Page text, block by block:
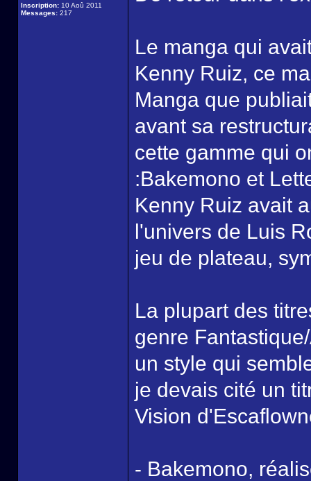
Inscription: 10 Aoû 2011
Messages: 217
Le manga qui
Kenny Ruiz, ce
Manga que
avant sa
cette gamme qui
:Bakemono et
Kenny Ruiz avait
l'univers de Luis
jeu de plateau,
La plupart des
genre
un style qui
je devais cité un
Vision
- Bakemono,